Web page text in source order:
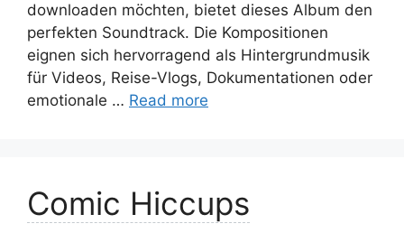
downloaden möchten, bietet dieses Album den
perfekten Soundtrack. Die Kompositionen
eignen sich hervorragend als Hintergrundmusik
für Videos, Reise-Vlogs, Dokumentationen oder
emotionale … Read more
Comic Hiccups